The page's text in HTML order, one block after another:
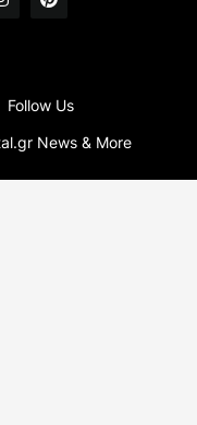
News & More
Follow Us